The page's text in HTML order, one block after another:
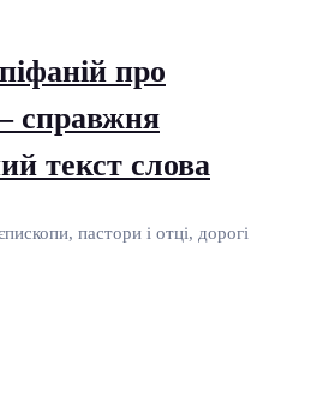
про
справжня
текст слова
пастори і отці, дорогі